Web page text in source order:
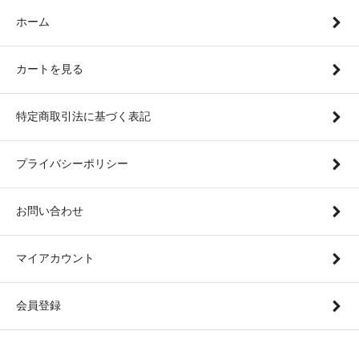
ホーム
カートを見る
特定商取引法に基づく表記
プライバシーポリシー
お問い合わせ
マイアカウント
会員登録